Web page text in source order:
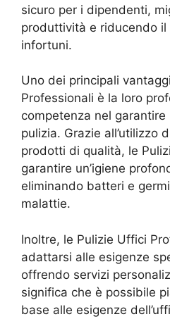
sicuro per i dipendenti,
produttività e riducendo
infortuni.
Uno dei principali
Professionali è la loro
competenza nel
pulizia. Grazie all’utilizzo
prodotti di qualità, le
garantire un’igiene
eliminando batteri e
malattie.
Inoltre, le Pulizie Uffici
adattarsi alle esigenze
offrendo servizi
significa che è possibile
base alle esigenze